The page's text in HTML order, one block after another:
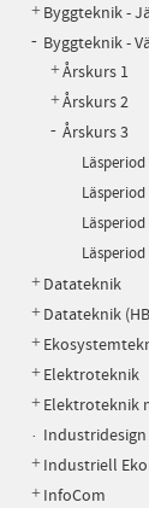
Byggteknik -
Byggteknik -
Årskurs 1
Årskurs 2
Årskurs 3
Läsperiod
Läsperiod
Läsperiod
Läsperiod
Datateknik
Datateknik
Elektroteknik
Elektroteknik
Industriell
InfoCom